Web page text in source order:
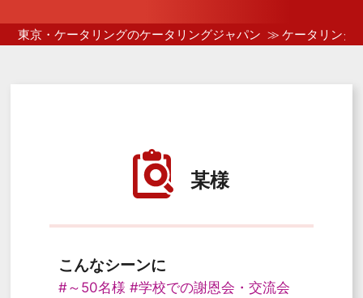
東京・ケータリングのケータリングジャパン ケータリング
某様
こんなシーンに
#～50名様 #学校での謝恩会・交流会